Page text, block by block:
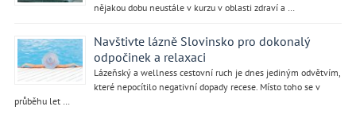
nějakou dobu neustále v kurzu v oblasti zdraví a …
Navštivte lázně Slovinsko pro dokonalý
odpočinek a relaxaci
Lázeňský a wellness cestovní ruch je dnes jediným odvětvím,
které nepocítilo negativní dopady recese. Místo toho se v
průběhu let …